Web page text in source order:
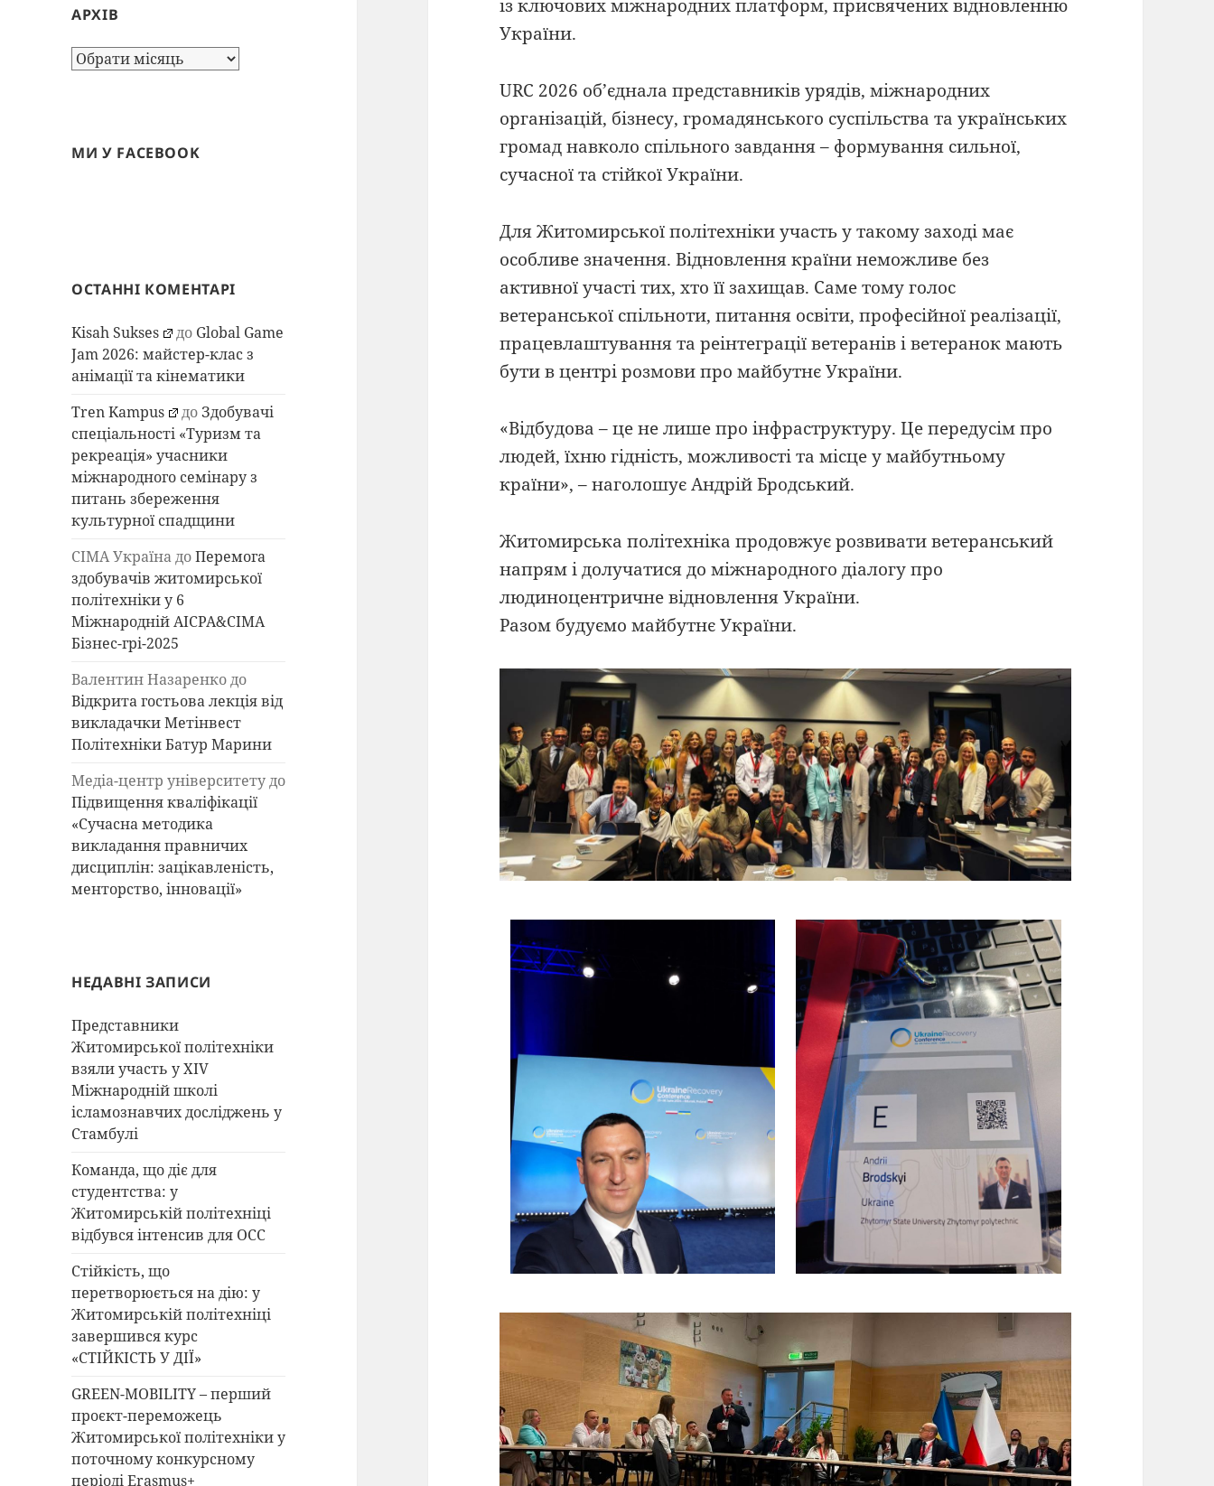
АРХІВ
Архів
МИ У FACEBOOK
ОСТАННІ КОМЕНТАРІ
Kisah Sukses до Global Game
Jam 2026: майстер-клас з
анімації та кінематики
Tren Kampus
доЗдобувачі
спеціальності «Туризм та
рекреація» учасники
міжнародного семінару з
питань збереження
культурної спадщини
СІМА УкраїнадоПеремога
здобувачів житомирської
політехніки у 6
Міжнародній AICPA&СІМА
Бізнес-грі-2025
Валентин Назаренкодо
Відкрита гостьова лекція від
викладачки Метінвест
Політехніки Батур Марини
Медіа-центр університетудо
Підвищення кваліфікації
«Сучасна методика
викладання правничих
дисциплін: зацікавленість,
менторство, інновації»
НЕДАВНІ ЗАПИСИ
Представники
Житомирської політехніки
взяли участь у XIV
Міжнародній школі
ісламознавчих досліджень у
Стамбулі
Команда, що діє для
студентства: у
Житомирській політехніці
відбувся інтенсив для ОСС
Стійкість, що
перетворюється на дію: у
Житомирській політехніці
завершився курс
«СТІЙКІСТЬ У ДІЇ»
GREEN-MOBILITY – перший
проєкт-переможець
Житомирської політехніки у
поточному конкурсному
періоді Erasmus+
із ключових міжнародних платформ, присвячених відновленню
України.
URC 2026 об’єднала представників урядів, міжнародних
організацій, бізнесу, громадянського суспільства та українських
громад навколо спільного завдання – формування сильної,
сучасної та стійкої України.
Для Житомирської політехніки участь у такому заході має
особливе значення. Відновлення країни неможливе без
активної участі тих, хто її захищав. Саме тому голос
ветеранської спільноти, питання освіти, професійної реалізації,
працевлаштування та реінтеграції ветеранів і ветеранок мають
бути в центрі розмови про майбутнє України.
«Відбудова – це не лише про інфраструктуру. Це передусім про
людей, їхню гідність, можливості та місце у майбутньому
країни», – наголошує Андрій Бродський.
Житомирська політехніка продовжує розвивати ветеранський
напрям і долучатися до міжнародного діалогу про
людиноцентричне відновлення України.
Разом будуємо майбутнє України.